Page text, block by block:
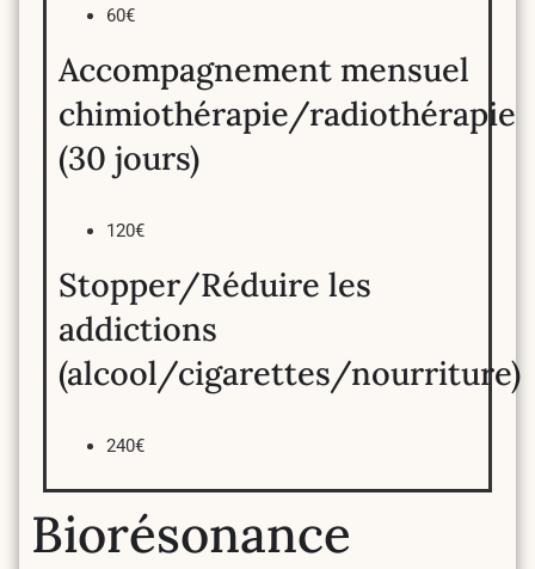
60€
Accompagnement mensuel
chimiothérapie/radiothérapie
(30 jours)
120€
Stopper/Réduire les
addictions
(alcool/cigarettes/nourriture)
240€
Biorésonance